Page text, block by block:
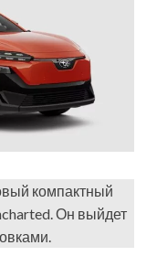
компактный
Он выйдет